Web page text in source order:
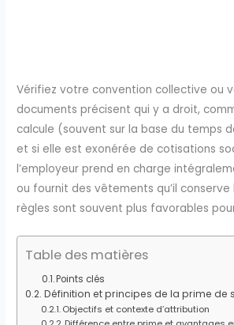
Vérifiez votre convention collective ou
documents précisent qui y a droit,
calcule (souvent sur la base du temps
et si elle est exonérée de cotisations
l’employeur prend en charge
ou fournit des vêtements qu’il
règles sont souvent plus favorables
Table des matières
Points clés
Définition et principes de la prime de
Objectifs et contexte d’attribution